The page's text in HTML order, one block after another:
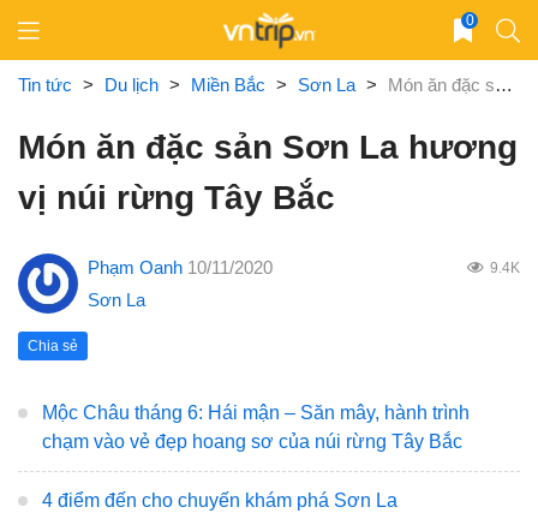
content
0
Tin tức > Du lịch > Miền Bắc > Sơn La > Món ăn đặc sản Sơn La hương vị núi rừng Tây Bắc
Món ăn đặc sản Sơn La hương
vị núi rừng Tây Bắc
Phạm Oanh 10/11/2020 9.4K
Sơn La
Chia sẻ
Mộc Châu tháng 6: Hái mận – Săn mây, hành trình
chạm vào vẻ đẹp hoang sơ của núi rừng Tây Bắc
4 điểm đến cho chuyến khám phá Sơn La